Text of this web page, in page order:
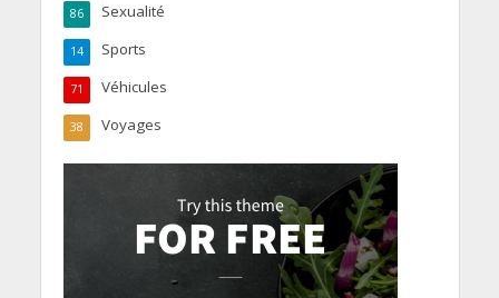
Sexualité
86
Sports
14
Véhicules
71
Voyages
38